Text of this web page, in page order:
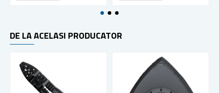
DE LA ACELASI PRODUCATOR